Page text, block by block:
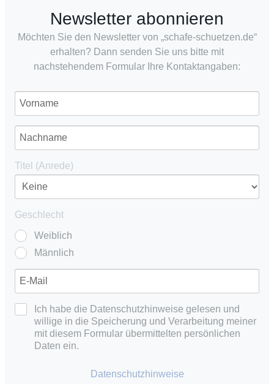
Newsletter abonnieren
Möchten Sie den Newsletter von „schafe-schuetzen.de“
erhalten? Dann senden Sie uns bitte mit
nachstehendem Formular Ihre Kontaktangaben:
Titel (Anrede)
Geschlecht
Weiblich
Männlich
Ich habe die Datenschutzhinweise gelesen und
willige in die Speicherung und Verarbeitung meiner
mit diesem Formular übermittelten persönlichen
Daten ein.
Datenschutzhinweise